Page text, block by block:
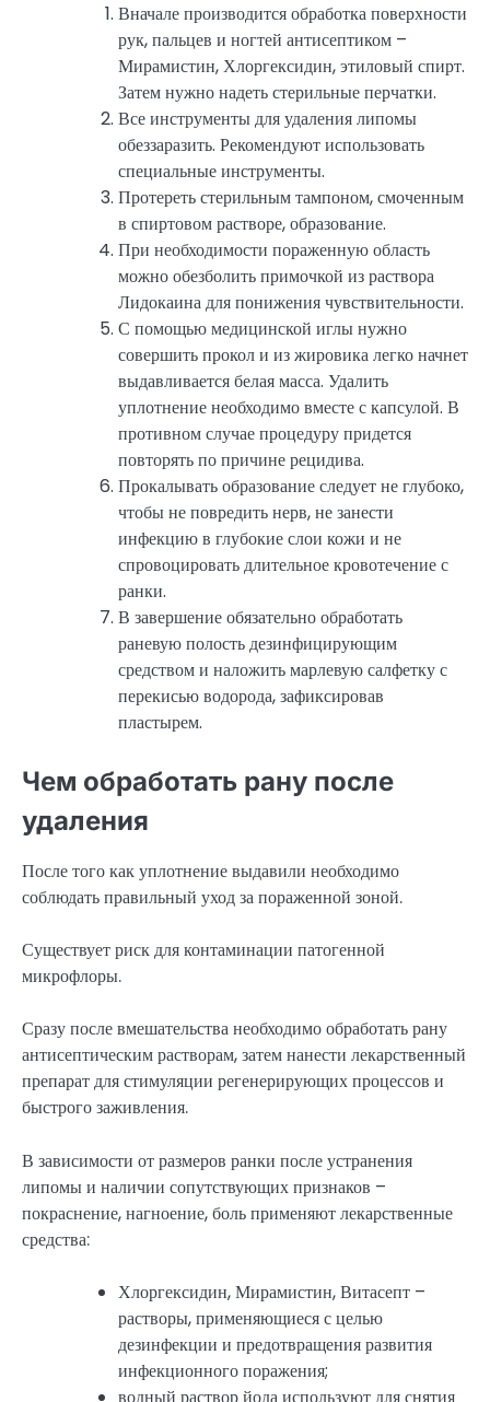
Вначале производится обработка поверхности
рук, пальцев и ногтей антисептиком –
Мирамистин, Хлоргексидин, этиловый спирт.
Затем нужно надеть стерильные перчатки.
Все инструменты для удаления липомы
обеззаразить. Рекомендуют использовать
специальные инструменты.
Протереть стерильным тампоном, смоченным
в спиртовом растворе, образование.
При необходимости пораженную область
можно обезболить примочкой из раствора
Лидокаина для понижения чувствительности.
С помощью медицинской иглы нужно
совершить прокол и из жировика легко начнет
выдавливается белая масса. Удалить
уплотнение необходимо вместе с капсулой. В
противном случае процедуру придется
повторять по причине рецидива.
Прокалывать образование следует не глубоко,
чтобы не повредить нерв, не занести
инфекцию в глубокие слои кожи и не
спровоцировать длительное кровотечение с
ранки.
В завершение обязательно обработать
раневую полость дезинфицирующим
средством и наложить марлевую салфетку с
перекисью водорода, зафиксировав
пластырем.
Чем обработать рану после
удаления
После того как уплотнение выдавили необходимо
соблюдать правильный уход за пораженной зоной.
Существует риск для контаминации патогенной
микрофлоры.
Сразу после вмешательства необходимо обработать рану
антисептическим растворам, затем нанести лекарственный
препарат для стимуляции регенерирующих процессов и
быстрого заживления.
В зависимости от размеров ранки после устранения
липомы и наличии сопутствующих признаков –
покраснение, нагноение, боль применяют лекарственные
средства:
Хлоргексидин, Мирамистин, Витасепт –
растворы, применяющиеся с целью
дезинфекции и предотвращения развития
инфекционного поражения;
водный раствор йода используют для снятия